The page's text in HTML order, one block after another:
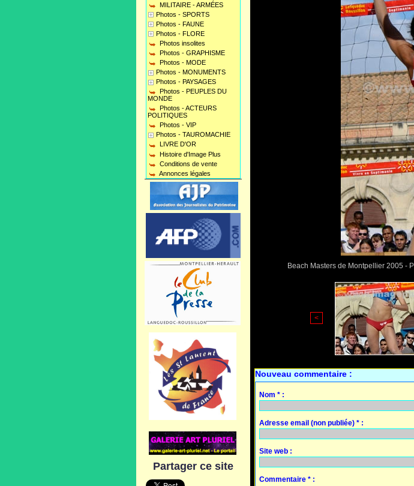
MILITAIRE - ARMÉES
Photos - SPORTS
Photos - FAUNE
Photos - FLORE
Photos insolites
Photos - GRAPHISME
Photos - MODE
Photos - MONUMENTS
Photos - PAYSAGES
Photos - PEUPLES DU
MONDE
Photos - ACTEURS
POLITIQUES
Photos - VIP
Photos - TAUROMACHIE
LIVRE D'OR
Histoire d'Image Plus
Conditions de vente
Annonces légales
Partager ce site
Beach Masters de Montpellier 2005 -
<
Nouveau commentaire :
Nom * :
Adresse email (non publiée) * :
Site web :
Commentaire * :